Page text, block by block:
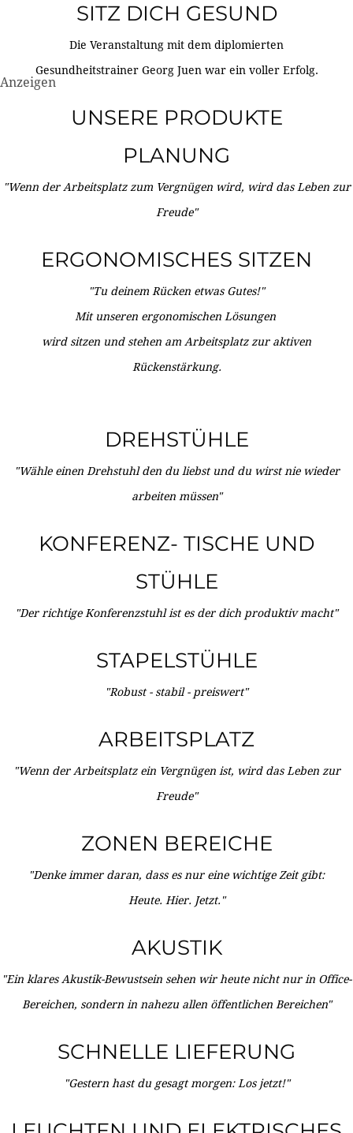
SITZ DICH GESUND
Die Veranstaltung mit dem diplomierten
Gesundheitstrainer Georg Juen war ein voller Erfolg.
Anzeigen
UNSERE PRODUKTE
PLANUNG
"Wenn der Arbeitsplatz zum Vergnügen wird, wird das Leben zur
Freude"
ERGONOMISCHES SITZEN
"Tu deinem Rücken etwas Gutes!"
Mit unseren ergonomischen Lösungen
wird sitzen und stehen am Arbeitsplatz zur aktiven
Rückenstärkung.
DREHSTÜHLE
"Wähle einen Drehstuhl den du liebst und du wirst nie wieder
arbeiten müssen"
KONFERENZ- TISCHE UND
STÜHLE
"Der richtige Konferenzstuhl ist es der dich produktiv macht"
STAPELSTÜHLE
"Robust - stabil - preiswert"
ARBEITSPLATZ
"Wenn der Arbeitsplatz ein Vergnügen ist, wird das Leben zur
Freude"
ZONEN BEREICHE
"Denke immer daran, dass es nur eine wichtige Zeit gibt:
Heute. Hier. Jetzt."
AKUSTIK
"Ein klares Akustik-Bewustsein sehen wir heute nicht nur in Office-
Bereichen, sondern in nahezu allen öffentlichen Bereichen"
SCHNELLE LIEFERUNG
"Gestern hast du gesagt morgen: Los jetzt!"